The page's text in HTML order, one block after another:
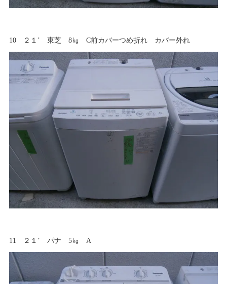
10 ２１’ 東芝 8㎏ C前カバーつめ折れ カバー外れ
11 ２１’ パナ 5㎏ A